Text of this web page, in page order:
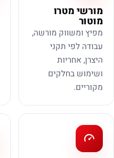
מורשי מטרו
מוטור
מפיץ ומשווק מורשה,
עבודה לפי תקני
היצרן, אחריות
ושימוש בחלקים
מקוריים.